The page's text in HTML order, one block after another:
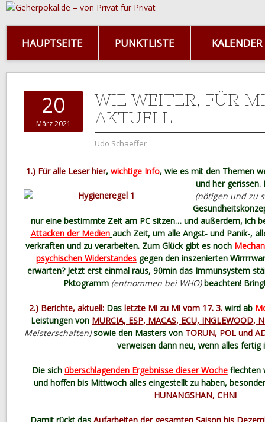
HAUPTSEITE PUNKTLISTE KALENDER
20
März 2021
WIE WEITER, FÜR
AKTUELL
Udo Schaeffer
1.) Für alle Leser hier, wichtige Info, wie es mit den Themen
und hergerissen.
(nötigen und zu
nur eine bestimmte Zeit am PC sitzen… und außerdem, ich
Attacken der Medien auch Zeit, um alle Angst- und Panik-,
verkraften und zu verarbeiten. Zum Glück gibt es noch
psychischen Widerstandesgegen den inszenierten
erwarten? Jetzt erst einmal raus, 90min das Immunsystem
Pktogramm (entnommen bei WHO)beachten!
2.) Berichte, aktuell: Das letzte Mi zu Mi vom 17. 3. wird ab
Leistungen von MURCIA, ESP, MACAS, ECU, INGLEWOOD,
Meisterschaften)sowie den Masters von TORUN, POL und
verweisen dann neu, wenn alles fertig
Die sich überschlagenden Ergebnisse dieser Wocheflechten
und hoffen bis Mittwoch alles eingestellt zu haben,
HUNANGSHAN, CHN!